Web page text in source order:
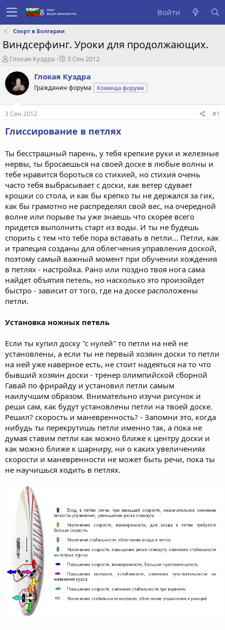
Войти
Спорт в Болгарии
Виндсерфинг. Уроки для продолжающих.
А
т
о
р
т
е
ы
Глокая Куздра
Д
т
а
о
а
я
3 Сен 2012
Глокая Куздра
Гражданин форума Команда форума
3 Сен 2012 #1
Глиссирование в петлях
Ты бесстрашный парень, у тебя крепкие руки и железные
нервы, ты бросаешься на своей доске в любые волны и
тебе нравится бороться со стихией, но стихия очень
часто тебя выбрасывает с доски, как ветер сдувает
крошки со стола, и как бы крепко ты не держался за гик,
как бы грамотно не распределял свой вес, на очередной
волне или порыве ты уже знаешь что скорее всего
придется выполнить старт из воды. И ты не будешь
спорить с тем что тебе пора вставать в петли... Петли, как
и трапеция созданы для облегчения управления доской,
поэтому самый важный момент при обучении хождения
в петлях - настройка. Рано или поздно твоя нога сама
найдет объятия петель, но насколько это произойдет
быстро - зависит от того, где на доске расположены
петли.
Установка ножных петель
Если ты купил доску "с нулей" то петли на ней не
установлены, а если ты не первый хозяин доски то петли
на ней уже наверное есть, не стоит надеяться на то что
бывший хозяин доски - тренер олимпийской сборной
Гавай по фрирайду и установил петли самым
наилучшим образом. Внимательно изучи рисунок и
реши сам, как будут установлены петли на твоей доске.
Решил? скорость и маневренность? - Запомни это, когда
нибудь ты перекрутишь петли именно так, а пока не
думая ставим петли как можно ближе к центру доски и
как можно ближе к шарниру, ни о каких увеличениях
скорости и маневренности не может быть речи, пока ты
не научишься ходить в петлях.